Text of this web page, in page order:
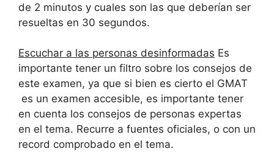
de 2 minutos y cuales son las que deberían ser
resueltas en 30 segundos.
Escuchar a las personas desinformadas Es
importante tener un filtro sobre los consejos de
este examen, ya que si bien es cierto el GMAT
es un examen accesible, es importante tener
en cuenta los consejos de personas expertas
en el tema. Recurre a fuentes oficiales, o con un
record comprobado en el tema.